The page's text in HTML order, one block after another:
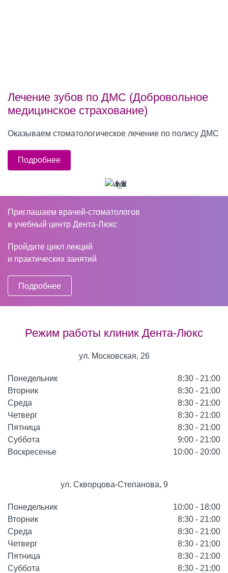
Лечение зубов по ДМС (Добровольное
медицинское страхование)
Оказываем стоматологическое лечение по полису ДМС
Подробнее
Приглашаем врачей-стоматологов
в учебный центр Дента-Люкс
Пройдите цикл лекций
и практических занятий
Подробнее
Режим работы клиник Дента-Люкс
ул. Московская, 26
Понедельник
8:30 - 21:00
Вторник
8:30 - 21:00
Среда
8:30 - 21:00
Четверг
8:30 - 21:00
Пятница
8:30 - 21:00
Суббота
9:00 - 21:00
Воскресенье
10:00 - 20:00
ул. Скворцова-Cтепанова, 9
Понедельник
10:00 - 18:00
Вторник
8:30 - 21:00
Среда
8:30 - 21:00
Четверг
8:30 - 21:00
Пятница
8:30 - 21:00
Суббота
8:30 - 21:00